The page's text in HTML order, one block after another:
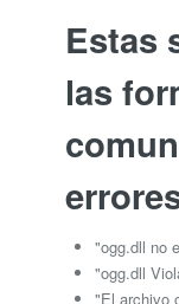
Estas
las
"ogg.dll no
"ogg.dll
"El archivo